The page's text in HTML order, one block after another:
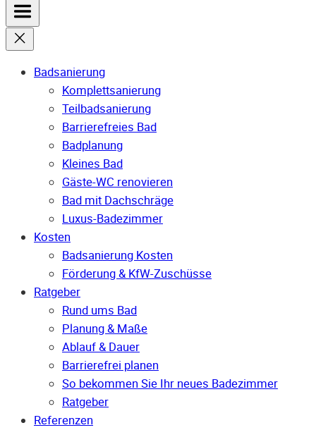
Badsanierung
Komplettsanierung
Teilbadsanierung
Barrierefreies Bad
Badplanung
Kleines Bad
Gäste-WC renovieren
Bad mit Dachschräge
Luxus-Badezimmer
Kosten
Badsanierung Kosten
Förderung & KfW-Zuschüsse
Ratgeber
Rund ums Bad
Planung & Maße
Ablauf & Dauer
Barrierefrei planen
So bekommen Sie Ihr neues Badezimmer
Ratgeber
Referenzen